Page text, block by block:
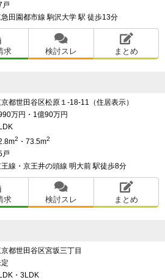
戸
田園都市線 駒沢大学 駅 徒歩13分
求 検討スレ まとめ
都世田谷区松原１-18-11（住居表示）
万円・1億90万円
2 ・73.5m2
戸
線・京王井の頭線 明大前 駅徒歩8分
求 検討スレ まとめ
都世田谷区宮坂三丁目
・3LDK